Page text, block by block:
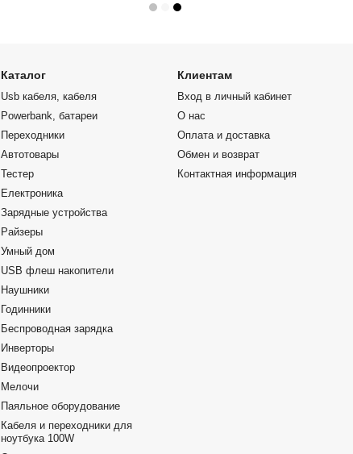
Каталог
Usb кабеля, кабеля
Powerbank, батареи
Переходники
Автотовары
Тестер
Електроника
Зарядные устройства
Райзеры
Умный дом
USB флеш накопители
Наушники
Годинники
Беспроводная зарядка
Инверторы
Видеопроектор
Мелочи
Паяльное оборудование
Кабеля и переходники для
ноутбука 100W
Клиентам
Вход в личный кабинет
О нас
Оплата и доставка
Обмен и возврат
Контактная информация